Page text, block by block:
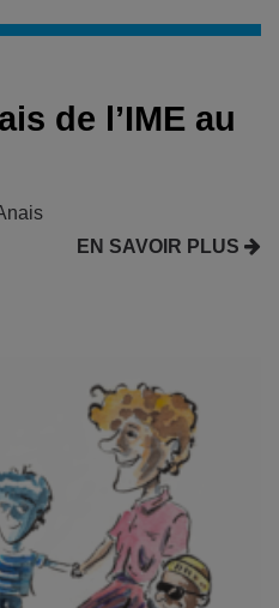
de l’IME au
EN SAVOIR PLUS